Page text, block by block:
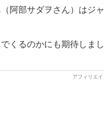
阿部サダヲさん）はジャ
くるのかにも期待しまし